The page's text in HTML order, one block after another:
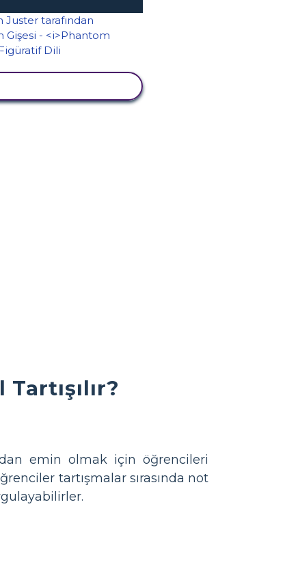
emin olmak için öğrencileri
tartışmalar sırasında not